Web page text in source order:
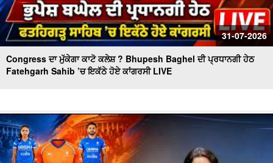
31-07-2026
Congress ਦਾ ਮੁੱਕੇਗਾ ਕਾਟੋ ਕਲੇਸ਼ ? Bhupesh Baghel ਦੀ ਪ੍ਰਧਾਨਗੀ ਹੇਠ
Fatehgarh Sahib ’ਚ ਇਕੱਠੇ ਹੋਏ ਕਾਂਗਰਸੀ LIVE